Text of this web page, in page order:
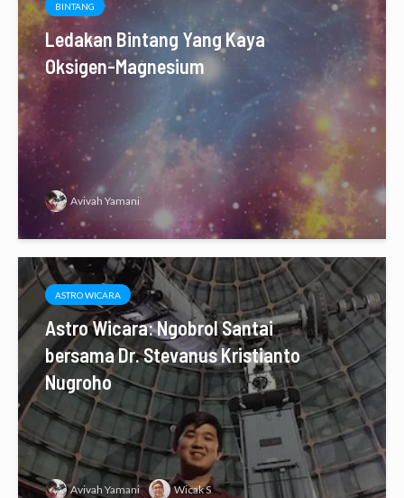
BINTANG
Ledakan Bintang Yang Kaya
Oksigen-Magnesium
Avivah Yamani
ASTRO WICARA
Astro Wicara: Ngobrol Santai
bersama Dr. Stevanus Kristianto
Nugroho
Avivah Yamani Wicak S